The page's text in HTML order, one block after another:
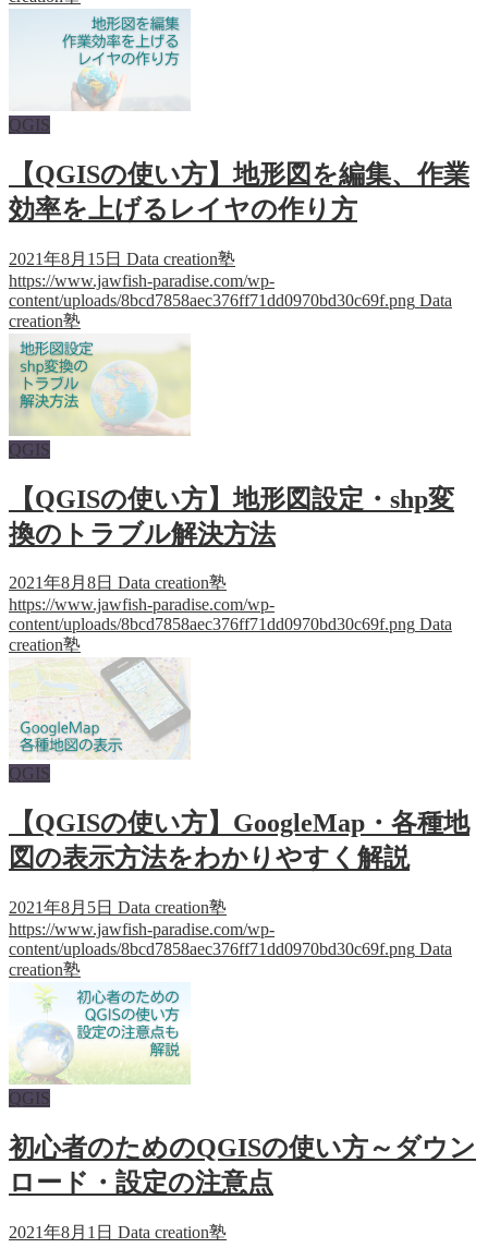
QGIS
【QGISの使い方】地形図を編集、作業
効率を上げるレイヤの作り方
2021年8月15日 Data creation塾
https://www.jawfish-paradise.com/wp-
content/uploads/8bcd7858aec376ff71dd0970bd30c69f.png Data
creation塾
QGIS
【QGISの使い方】地形図設定・shp変
換のトラブル解決方法
2021年8月8日 Data creation塾
https://www.jawfish-paradise.com/wp-
content/uploads/8bcd7858aec376ff71dd0970bd30c69f.png Data
creation塾
QGIS
【QGISの使い方】GoogleMap・各種地
図の表示方法をわかりやすく解説
2021年8月5日 Data creation塾
https://www.jawfish-paradise.com/wp-
content/uploads/8bcd7858aec376ff71dd0970bd30c69f.png Data
creation塾
QGIS
初心者のためのQGISの使い方～ダウン
ロード・設定の注意点
2021年8月1日 Data creation塾